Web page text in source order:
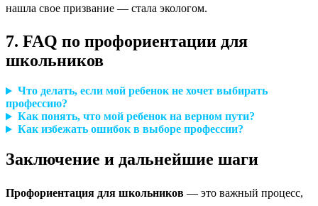
нашла свое призвание — стала экологом.
7. FAQ по профориентации для
школьников
Что делать, если мой ребенок не хочет выбирать
профессию?
Как понять, что мой ребенок на верном пути?
Как избежать ошибок в выборе профессии?
Заключение и дальнейшие шаги
Профориентация для школьников — это важный процесс,